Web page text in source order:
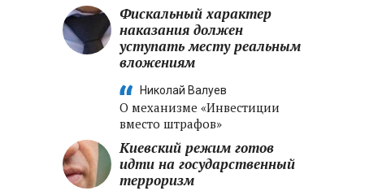
Фискальный характер
наказания должен
уступать месту реальным
вложениям
Николай Валуев
О механизме «Инвестиции
вместо штрафов»
Киевский режим готов
идти на государственный
терроризм